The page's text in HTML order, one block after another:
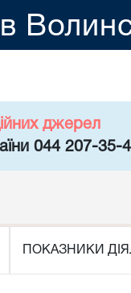
в
джерел
044 207-35-
ПОКАЗНИКИ